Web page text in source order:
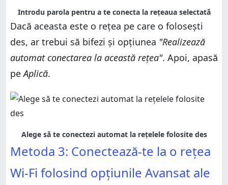
Introdu parola pentru a te conecta la rețeaua selectată
Dacă aceasta este o rețea pe care o folosești
des, ar trebui să bifezi și opțiunea "Realizează
automat conectarea la această rețea". Apoi, apasă
peAplică.
Alege să te conectezi automat la rețelele folosite des
Metoda 3: Conectează-te la o rețea
Wi-Fi folosind opțiunile Avansat ale